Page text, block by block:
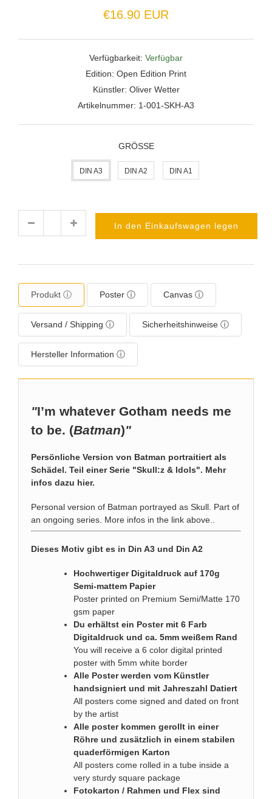
€16.90 EUR
Verfügbarkeit: Verfügbar
Edition: Open Edition Print
Künstler: Oliver Wetter
Artikelnummer: 1-001-SKH-A3
GRÖSSE
DIN A3 DIN A2 DIN A1
In den Einkaufswagen legen
Produkt ⓘ Poster ⓘ Canvas ⓘ
Versand / Shipping ⓘ Sicherheitshinweise ⓘ
Hersteller Information ⓘ
"I’m whatever Gotham needs me
to be. (Batman)"
Persönliche Version von Batman portraitiert als
Schädel. Teil einer Serie "Skull:z & Idols". Mehr
infos dazu hier.
Personal version of Batman portrayed as Skull. Part of
an ongoing series. More infos in the link above..
Dieses Motiv gibt es in Din A3 und Din A2
Hochwertiger Digitaldruck auf 170g
Semi-mattem Papier
Poster printed on Premium Semi/Matte 170
gsm paper
Du erhältst ein Poster mit 6 Farb
Digitaldruck und ca. 5mm weißem Rand
You will receive a 6 color digital printed
poster with 5mm white border
Alle Poster werden vom Künstler
handsigniert und mit Jahreszahl Datiert
All posters come signed and dated on front
by the artist
Alle poster kommen gerollt in einer
Röhre und zusätzlich in einem stabilen
quaderförmigen Karton
All posters come rolled in a tube inside a
very sturdy square package
Fotokarton / Rahmen und Flex sind